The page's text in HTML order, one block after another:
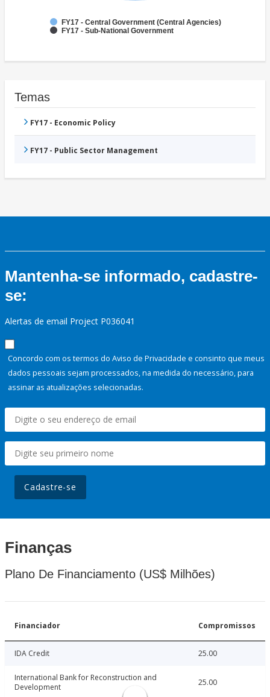
FY17 - Central Government (Central Agencies)
FY17 - Sub-National Government
Temas
FY17 - Economic Policy
FY17 - Public Sector Management
Mantenha-se informado, cadastre-
se:
Alertas de email Project P036041
Concordo com os termos do Aviso de Privacidade e consinto que meus
dados pessoais sejam processados, na medida do necessário, para
assinar as atualizações selecionadas.
Cadastre-se
Finanças
Plano De Financiamento (US$ Milhões)
Financiador Compromissos
IDA Credit 25.00
International Bank for Reconstruction and
Development
25.00